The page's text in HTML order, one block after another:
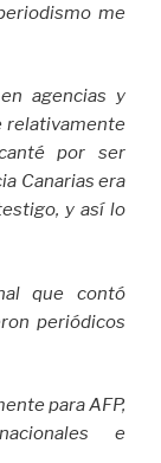
me
agencias y
relativamente
por ser
Canarias era
y así lo
que contó
periódicos
para AFP,
e